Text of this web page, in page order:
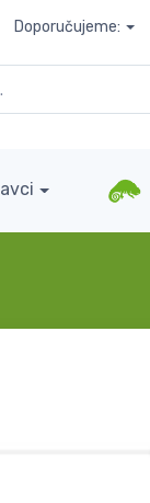
Doporučujeme: